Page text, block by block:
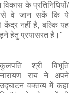
के प्रतिनिधियों/
वे जान सकें कि ये
केंद्र नहीं है, बल्कि यह
हेतु प्रयासरत है।"
कुलपति श्री विभूति
नारायण राय ने अपने
उद्‍घाटन वक्तव्य में कहा